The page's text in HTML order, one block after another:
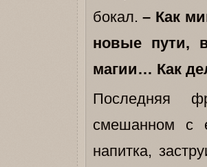
бокал.– Как
новые пути,
магии… Как
Последняя
смешанном с
напитка,